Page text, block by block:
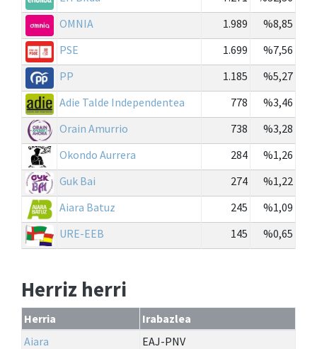
OMNIA
1.989
%8,85
PSE
1.699
%7,56
PP
1.185
%5,27
Adie Talde Independentea
778
%3,46
Orain Amurrio
738
%3,28
Okondo Aurrera
284
%1,26
Guk Bai
274
%1,22
Aiara Batuz
245
%1,09
URE-EEB
145 %0,65
Herriz herri
Herria
Irabazlea
Aiara
EAJ-PNV